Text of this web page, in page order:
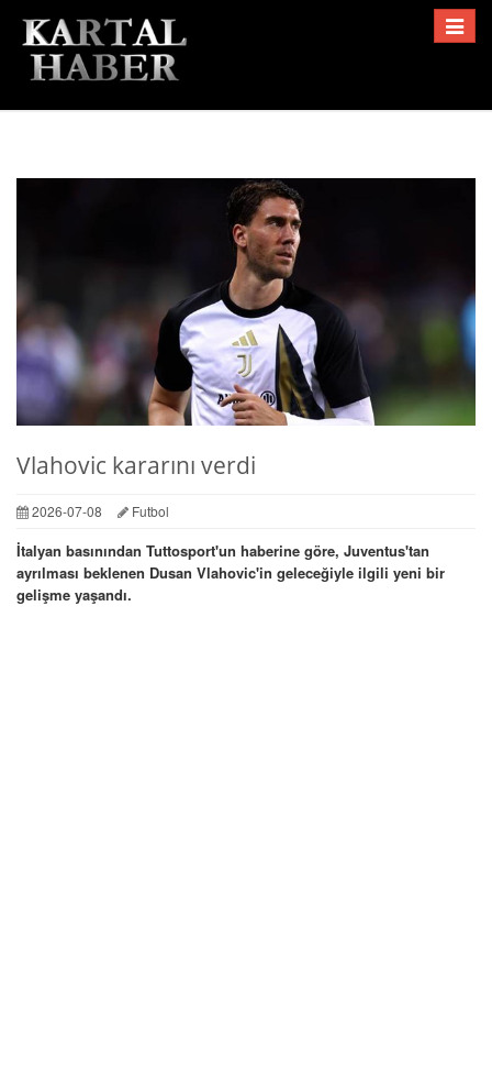
Toggle
Vlahovic kararını verdi
2026-07-08 Futbol
İtalyan basınından Tuttosport'un haberine göre, Juventus'tan
ayrılması beklenen Dusan Vlahovic'in geleceğiyle ilgili yeni bir
gelişme yaşandı.